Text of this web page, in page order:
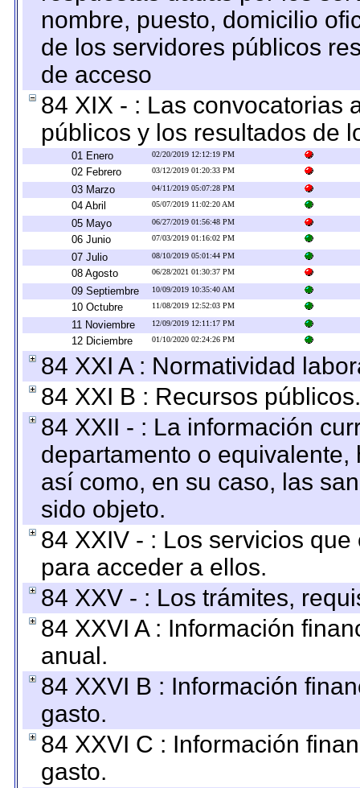
nombre, puesto, domicilio
de los servidores públicos
de acceso
84 XIX - : Las convocatorias
públicos y los resultados de
01 Enero 02/20/2019 12:12:19 PM
02 Febrero 03/12/2019 01:20:33 PM
03 Marzo 04/11/2019 05:07:28 PM
04 Abril 05/07/2019 11:02:20 AM
05 Mayo 06/27/2019 01:56:48 PM
06 Junio 07/03/2019 01:16:02 PM
07 Julio 08/10/2019 05:01:44 PM
08 Agosto 06/28/2021 01:30:37 PM
09 Septiembre 10/09/2019 10:35:40 AM
10 Octubre 11/08/2019 12:52:03 PM
11 Noviembre 12/09/2019 12:11:17 PM
12 Diciembre 01/10/2020 02:24:26 PM
84 XXI A : Normatividad
84 XXI B : Recursos públicos.
84 XXII - : La información
departamento o
así como, en su caso, las
sido objeto.
84 XXIV - : Los servicios
para acceder a ellos.
84 XXV - : Los trámites,
84 XXVI A : Información
anual.
84 XXVI B : Información
gasto.
84 XXVI C : Información
gasto.